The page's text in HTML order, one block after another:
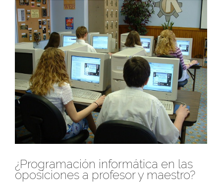
Ver
imagen
más
grande
¿Programación informática en las
oposiciones a profesor y maestro?